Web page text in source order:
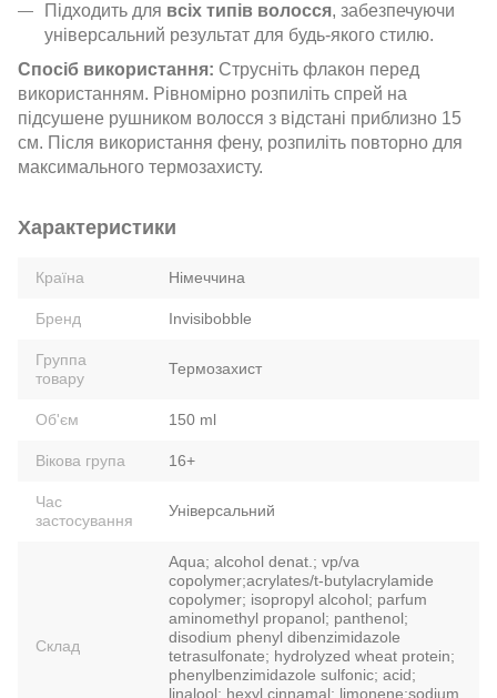
Підходить для всіх типів волосся, забезпечуючи
універсальний результат для будь-якого стилю.
Спосіб використання: Струсніть флакон перед
використанням. Рівномірно розпиліть спрей на
підсушене рушником волосся з відстані приблизно 15
см. Після використання фену, розпиліть повторно для
максимального термозахисту.
Характеристики
Країна Німеччина
Бренд Invisibobble
Группа
товару
Термозахист
Об'єм 150 ml
Вікова група 16+
Час
застосування
Універсальний
Склад
Aqua; alcohol denat.; vp/va
copolymer;acrylates/t-butylacrylamide
copolymer; isopropyl alcohol; parfum
aminomethyl propanol; panthenol;
disodium phenyl dibenzimidazole
tetrasulfonate; hydrolyzed wheat protein;
phenylbenzimidazole sulfonic; acid;
linalool; hexyl cinnamal; limonene;sodium